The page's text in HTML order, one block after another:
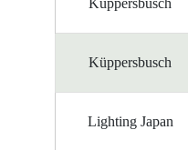
Küppersbusch
Küppersbusch
Lighting Japan